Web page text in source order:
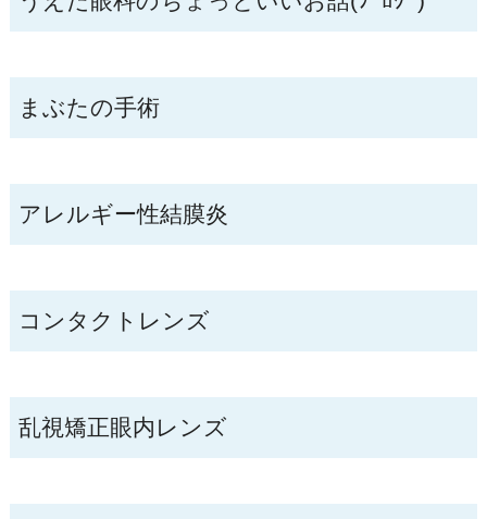
まぶたの手術
アレルギー性結膜炎
コンタクトレンズ
乱視矯正眼内レンズ